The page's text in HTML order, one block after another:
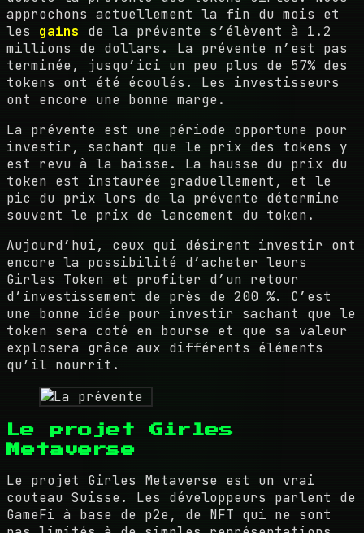
approchons actuellement la fin du mois et
les gains
de la prévente s’élèvent à 1.2
millions de dollars. La prévente n’est pas
terminée, jusqu’ici un peu plus de 57% des
tokens ont été écoulés. Les investisseurs
ont encore une bonne marge.
La prévente est une période opportune pour
investir, sachant que le prix des tokens y
est revu à la baisse. La hausse du prix du
token est instaurée graduellement, et le
pic du prix lors de la prévente détermine
souvent le prix de lancement du token.
Aujourd’hui, ceux qui désirent investir ont
encore la possibilité d’acheter leurs
Girles Token et profiter d’un retour
d’investissement de près de 200 %. C’est
une bonne idée pour investir sachant que le
token sera coté en bourse et que sa valeur
explosera grâce aux différents éléments
qu’il nourrit.
Le projet Girles
Metaverse
Le projet Girles Metaverse est un vrai
couteau Suisse. Les développeurs parlent de
GameFi à base de p2e, de NFT qui ne sont